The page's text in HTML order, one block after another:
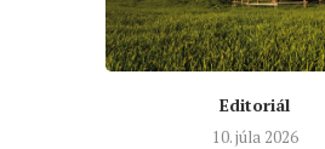
Editoriál
10. júla 2026